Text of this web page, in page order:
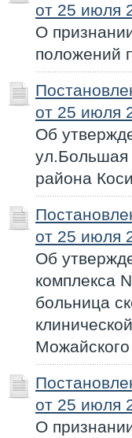
от 25 июля
О
положений
от 25 июля
Об
ул.Большая
района
от 25 июля
Об
комплекса
больница
от 25 июля
О